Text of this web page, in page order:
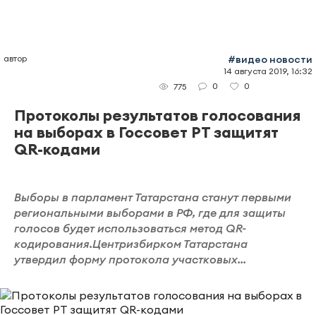
автор #видео новости
14 августа 2019, 16:32
775
0 0
Протоколы результатов голосования
на выборах в Госсовет РТ защитят
QR-кодами
Выборы в парламент Татарстана станут первыми
региональными выборами в РФ, где для защиты
голосов будет использоваться метод QR-
кодирования.Центризбирком Татарстана
утвердил форму протокола участковых...